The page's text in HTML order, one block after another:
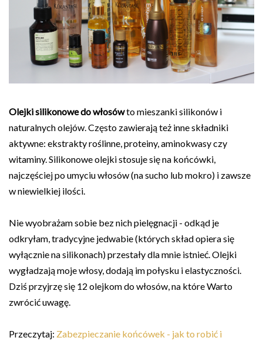
Olejki silikonowe do włosówto mieszanki silikonów i
naturalnych olejów. Często zawierają też inne składniki
aktywne: ekstrakty roślinne, proteiny, aminokwasy czy
witaminy. Silikonowe olejki stosuje się na końcówki,
najczęściej po umyciu włosów (na sucho lub mokro) i zawsze
w niewielkiej ilości.
Nie wyobrażam sobie bez nich pielęgnacji - odkąd je
odkryłam, tradycyjne jedwabie (których skład opiera się
wyłącznie na silikonach) przestały dla mnie istnieć. Olejki
wygładzają moje włosy, dodają im połysku i elastyczności.
Dziś przyjrzę się 12 olejkom do włosów, na które Warto
zwrócić uwagę.
Przeczytaj: Zabezpieczanie końcówek - jak to robić i